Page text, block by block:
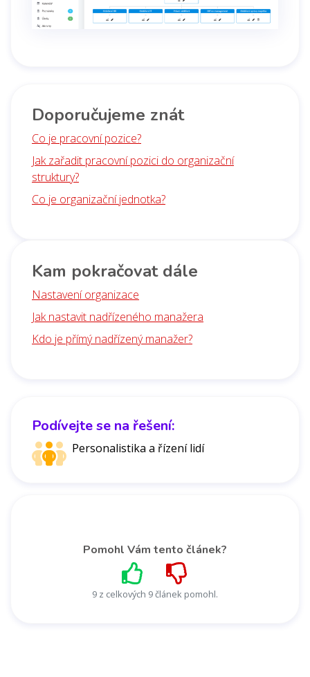
Podívejte se na řešení:
Personalistika a řízení lidí
Pomohl Vám tento článek?
9 z celkových 9 článek pomohl.
Doporučujeme znát
Co je pracovní pozice?
Jak zařadit pracovní pozici do organizační
struktury?
Co je organizační jednotka?
Kam pokračovat dále
Nastavení organizace
Jak nastavit nadřízeného manažera
Kdo je přímý nadřízený manažer?